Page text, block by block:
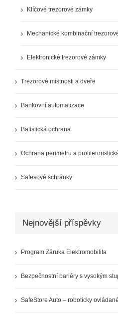
Klíčové trezorové zámky
Mechanické kombinační
Elektronické trezorové zámky
Trezorové místnosti a dveře
Bankovní automatizace
Balistická ochrana
Ochrana perimetru a
Safesové schránky
Nejnovější příspěvky
Program Záruka Elektromobilita
Bezpečnostní bariéry s vysokým
SafeStore Auto – roboticky